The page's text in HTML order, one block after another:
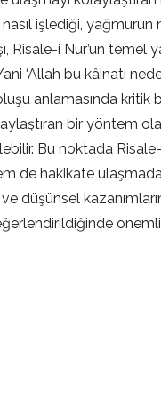
nasıl işlediği,
Risale-i Nur’un temel
‘Allah bu kâinatı
anlamasında
bir yöntem
Bu noktada
de hakikate
düşünsel